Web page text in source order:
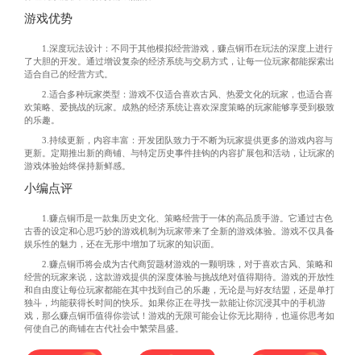
游戏优势
1.深度玩法设计：不同于其他模拟经营游戏，赚点铜币在玩法的深度上进行
了大胆的开发。通过增设复杂的经济系统与交易方式，让每一位玩家都能探索出
适合自己的经营方式。
2.适合多种玩家类型：游戏不仅适合喜欢古风、热爱文化的玩家，也适合喜
欢策略、爱挑战的玩家。成熟的经济系统让喜欢深度策略的玩家能够享受到极致
的乐趣。
3.持续更新，内容丰富：开发团队致力于不断为玩家提供更多的游戏内容与
更新。定期推出新的商铺、与特定历史事件挂钩的内容扩展包和活动，让玩家的
游戏体验始终保持新鲜感。
小编点评
1.赚点铜币是一款集历史文化、策略经营于一体的高品质手游。它通过古色
古香的设定和心思巧妙的游戏机制为玩家带来了全新的游戏体验。游戏不仅具备
娱乐性的魅力，还在无形中增加了玩家的知识面。
2.赚点铜币将会成为古代商贸题材游戏的一颗明珠，对于喜欢古风、策略和
经营的玩家来说，这款游戏提供的深度体验与挑战绝对值得期待。游戏的开放性
和自由度让每位玩家都能在其中找到自己的乐趣，无论是与好友结盟，还是单打
独斗，均能获得长时间的快乐。如果你正在寻找一款能让你沉浸其中的手机游
戏，那么赚点铜币值得你尝试！游戏的无限可能会让你无比期待，也逼你思考如
何使自己的商铺在古代社会中繁荣昌盛。